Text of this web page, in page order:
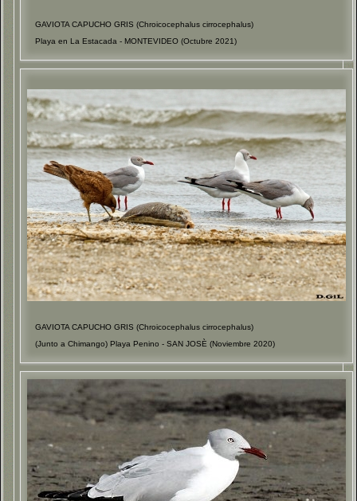
GAVIOTA CAPUCHO GRIS (Chroicocephalus cirrocephalus)
Playa en La Estacada - MONTEVIDEO (Octubre 2021)
GAVIOTA CAPUCHO GRIS (Chroicocephalus cirrocephalus)
(Junto a Chimango) Playa Penino - SAN JOSÈ (Noviembre 2020)